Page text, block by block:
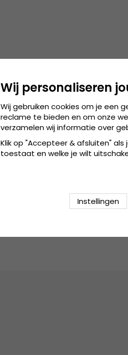
Wij personaliseren
Wij gebruiken cookies om je een
reclame te bieden en om onze
verzamelen wij informatie over
Klik op "Accepteer & afsluiten"
toestaat en welke je wilt
Instellingen